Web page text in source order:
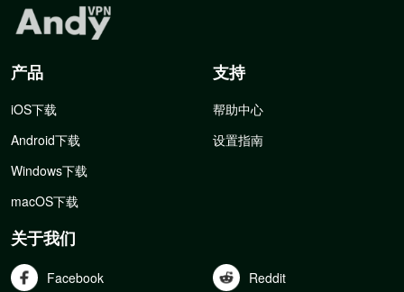
产品
iOS下载
Android下载
Windows下载
macOS下载
支持
帮助中心
设置指南
关于我们
Facebook Reddit